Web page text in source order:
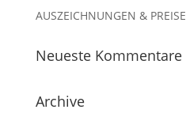
AUSZEICHNUNGEN & PREISE
Neueste Kommentare
Archive